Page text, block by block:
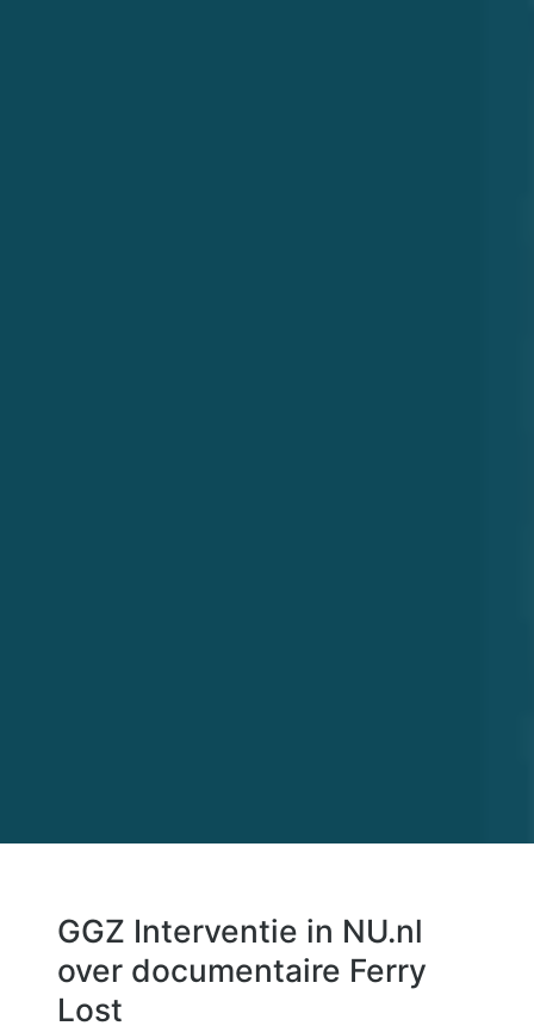
GGZ Interventie in NU.nl
over documentaire Ferry
Lost